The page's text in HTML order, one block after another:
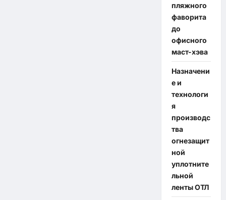
пляжного
фаворита
до
офисного
маст-хэва
Назначени
е и
технологи
я
производс
тва
огнезащит
ной
уплотните
льной
ленты ОТЛ